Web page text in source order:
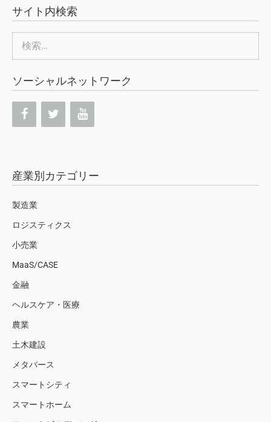
サイト内検索
索:
ソーシャルネットワーク
産業別カテゴリー
製造業
ロジスティクス
小売業
MaaS/CASE
金融
ヘルスケア・医療
農業
土木建設
メタバース
スマートシティ
スマートホーム